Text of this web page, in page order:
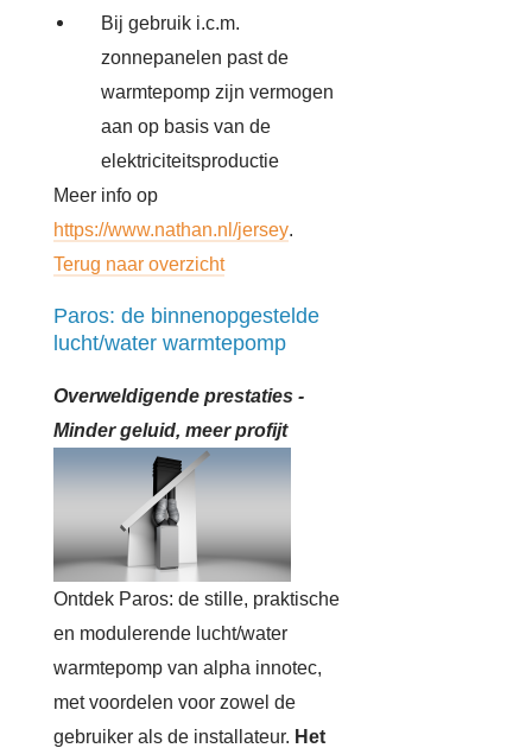
Bij gebruik i.c.m.
zonnepanelen past de
warmtepomp zijn vermogen
aan op basis van de
elektriciteitsproductie
Meer info op
https://www.nathan.nl/jersey.
Terug naar overzicht
Paros: de binnenopgestelde
lucht/water warmtepomp
Overweldigende prestaties -
Minder geluid, meer profijt
Ontdek Paros: de stille, praktische
en modulerende lucht/water
warmtepomp van alpha innotec,
met voordelen voor zowel de
gebruiker als de installateur. Het